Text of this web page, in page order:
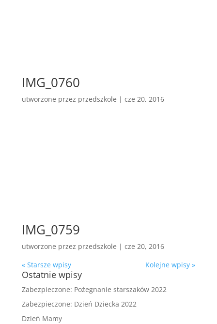
IMG_0760
utworzone przez przedszkole | cze 20, 2016
IMG_0759
utworzone przez przedszkole | cze 20, 2016
« Starsze wpisy
Kolejne wpisy »
Ostatnie wpisy
Zabezpieczone: Pożegnanie starszaków 2022
Zabezpieczone: Dzień Dziecka 2022
Dzień Mamy